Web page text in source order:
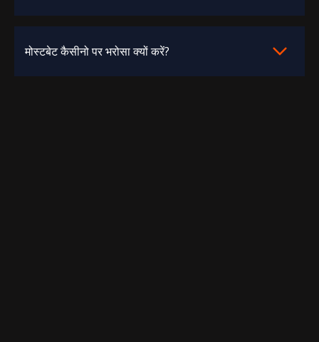
मोस्टबेट कैसीनो पर भरोसा क्यों करें?